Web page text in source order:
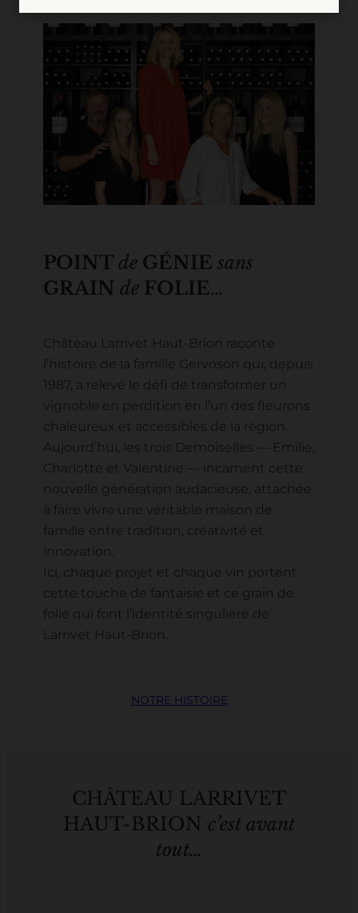
POINT de GÉNIE sans
GRAIN de FOLIE…
Château Larrivet Haut-Brion raconte
l’histoire de la famille Gervoson qui, depuis
1987, a relevé le défi de transformer un
vignoble en perdition en l’un des fleurons
chaleureux et accessibles de la région.
Aujourd’hui, les trois Demoiselles — Emilie,
Charlotte et Valentine — incarnent cette
nouvelle génération audacieuse, attachée
à faire vivre une véritable maison de
famille entre tradition, créativité et
innovation.
Ici, chaque projet et chaque vin portent
cette touche de fantaisie et ce grain de
folie qui font l’identité singulière de
Larrivet Haut-Brion.
NOTRE HISTOIRE
CHÂTEAU LARRIVET
HAUT-BRION c’est avant
tout…